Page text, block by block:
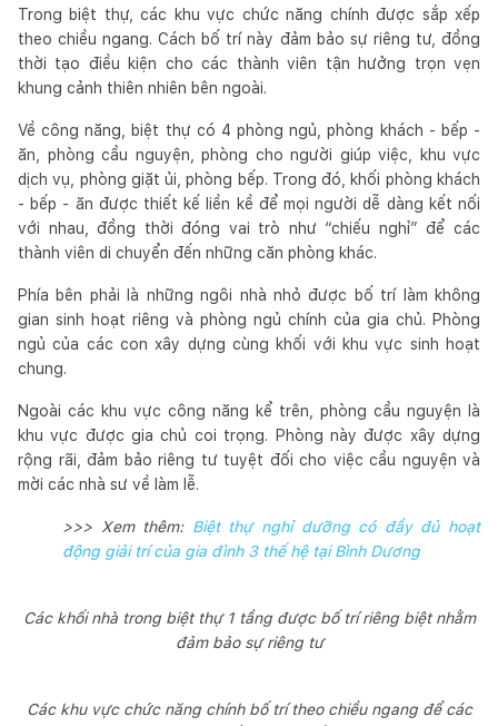
Trong biệt thự, các khu vực chức năng chính được sắp xếp
theo chiều ngang. Cách bố trí này đảm bảo sự riêng tư, đồng
thời tạo điều kiện cho các thành viên tận hưởng trọn vẹn
khung cảnh thiên nhiên bên ngoài.
Về công năng, biệt thự có 4 phòng ngủ, phòng khách - bếp -
ăn, phòng cầu nguyện, phòng cho người giúp việc, khu vực
dịch vụ, phòng giặt ủi, phòng bếp. Trong đó, khối phòng khách
- bếp - ăn được thiết kế liền kề để mọi người dễ dàng kết nối
với nhau, đồng thời đóng vai trò như “chiếu nghỉ” để các
thành viên di chuyển đến những căn phòng khác.
Phía bên phải là những ngôi nhà nhỏ được bố trí làm không
gian sinh hoạt riêng và phòng ngủ chính của gia chủ. Phòng
ngủ của các con xây dựng cùng khối với khu vực sinh hoạt
chung.
Ngoài các khu vực công năng kể trên, phòng cầu nguyện là
khu vực được gia chủ coi trọng. Phòng này được xây dựng
rộng rãi, đảm bảo riêng tư tuyệt đối cho việc cầu nguyện và
mời các nhà sư về làm lễ.
>>> Xem thêm: Biệt thự nghỉ dưỡng có đầy đủ hoạt
động giải trí của gia đình 3 thế hệ tại Bình Dương
Các khối nhà trong biệt thự 1 tầng được bố trí riêng biệt nhằm
đảm bảo sự riêng tư
Các khu vực chức năng chính bố trí theo chiều ngang để các